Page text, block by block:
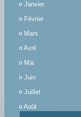
¤ Janvier
¤ Février
¤ Mars
¤ Avril
¤ Mai
¤ Juin
¤ Juillet
¤ Août